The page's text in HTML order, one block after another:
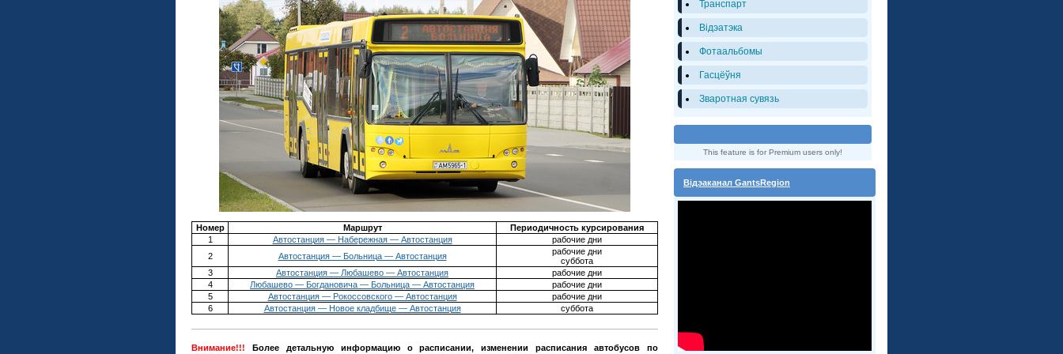
Номер Маршрут
Периодичность курсирования
1
Автостанция — Набережная — Автостанция
рабочие дни
2
Автостанция — Больница — Автостанция
рабочие дни
суббота
3
Автостанция — Любашево — Автостанция
рабочие дни
4
Любашево — Богдановича — Больница — Автостанция
рабочие дни
5
Автостанция — Рокоссовского — Автостанция
рабочие дни
6
Автостанция — Новое кладбище — Автостанция суббота
Внимание!!! Более детальную информацию о расписании, изменении расписания автобусов по
Транспарт
Вiдэатэка
Фотаальбомы
Гасцёўня
Зваротная сувязь
This feature is for Premium users only!
Відэаканал GantsRegion